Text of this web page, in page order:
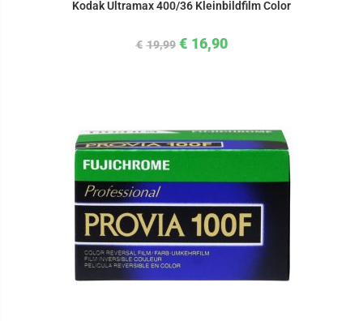
Kodak Ultramax 400/36 Kleinbildfilm Color
€ 19,99 € 16,90